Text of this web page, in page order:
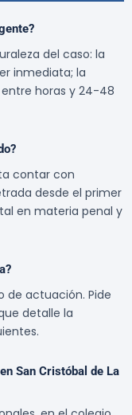
del caso: la
inmediata; la
horas y 24-48
contar con
desde el primer
en materia penal y
de actuación. Pide
detalle la
San Cristóbal de La